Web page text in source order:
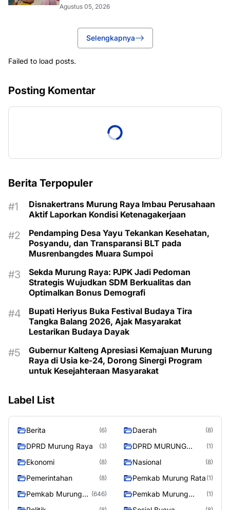
Agustus 05, 2026
Selengkapnya
Failed to load posts.
Posting Komentar
Berita Terpopuler
Disnakertrans Murung Raya Imbau Perusahaan
Aktif Laporkan Kondisi Ketenagakerjaan
Pendamping Desa Yayu Tekankan Kesehatan,
Posyandu, dan Transparansi BLT pada
Musrenbangdes Muara Sumpoi
Sekda Murung Raya: PJPK Jadi Pedoman
Strategis Wujudkan SDM Berkualitas dan
Optimalkan Bonus Demografi
Bupati Heriyus Buka Festival Budaya Tira
Tangka Balang 2026, Ajak Masyarakat
Lestarikan Budaya Dayak
Gubernur Kalteng Apresiasi Kemajuan Murung
Raya di Usia ke-24, Dorong Sinergi Program
untuk Kesejahteraan Masyarakat
Label List
Berita (6) Daerah (8)
DPRD Murung Raya (3)
DPRD MURUNG
(1)
Ekonomi (8) Nasional (8)
Pemerintahan (8) Pemkab Murung Rata (1)
Pemkab Murung
(646)
Pemkab Murung
(1)